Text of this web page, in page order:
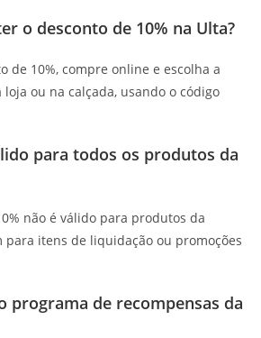
o desconto de 10% na Ulta?
de 10%, compre online e escolha a
ou na calçada, usando o código
para todos os produtos da
não é válido para produtos da
para itens de liquidação ou promoções
programa de recompensas da